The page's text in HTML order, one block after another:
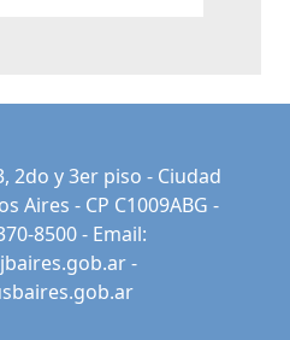
2do y 3er piso - Ciudad
Aires - CP C1009ABG -
8500 - Email:
-